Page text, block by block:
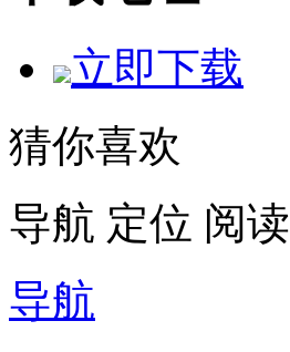
立即下载
猜你喜欢
导航 定位 阅读
导航